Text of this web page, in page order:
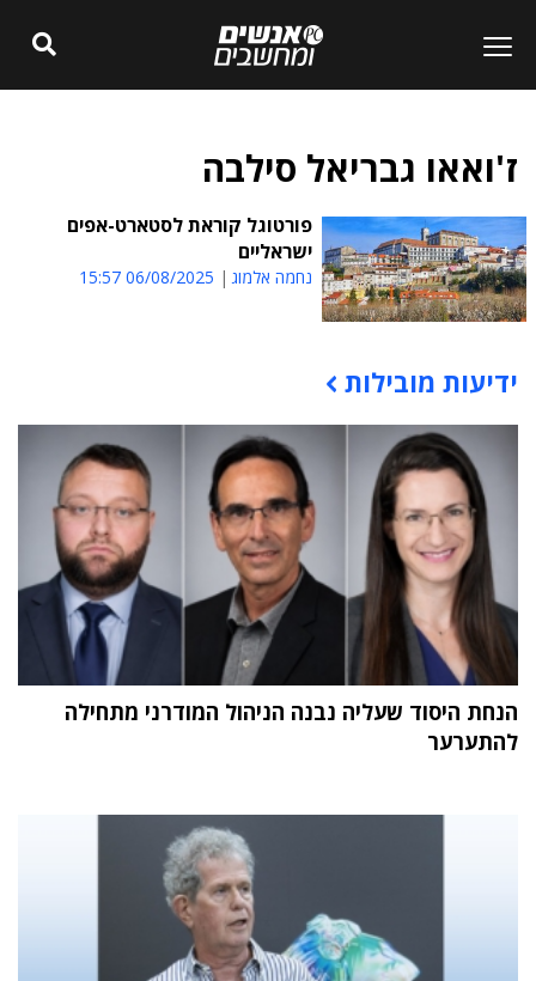
ז'ואאו גבריאל סילבה
פורטוגל קוראת לסטארט-אפים
ישראליים
נחמה אלמוג 06/08/2025 15:57
תוכן פרסומי
ידיעות מובילות
הנחת היסוד שעליה נבנה הניהול המודרני מתחילה
להתערער